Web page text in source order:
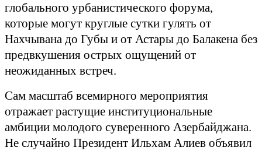
глобального урбанистического форума,
которые могут круглые сутки гулять от
Нахчывана до Губы и от Астары до Балакена без
предвкушения острых ощущений от
неожиданных встреч.
Сам масштаб всемирного мероприятия
отражает растущие институциональные
амбиции молодого суверенного Азербайджана.
Не случайно Президент Ильхам Алиев объявил